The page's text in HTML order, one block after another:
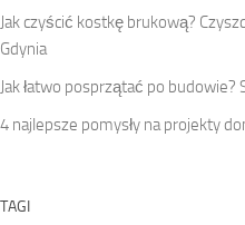
Jak czyścić kostkę brukową?
Gdynia
Jak łatwo posprzątać po
4 najlepsze pomysły na projekty
TAGI